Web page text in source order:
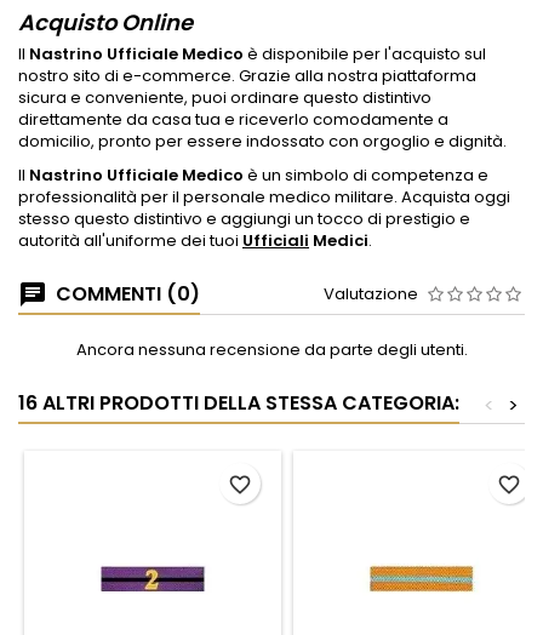
Acquisto Online
Il Nastrino Ufficiale Medico è disponibile per l'acquisto sul
nostro sito di e-commerce. Grazie alla nostra piattaforma
sicura e conveniente, puoi ordinare questo distintivo
direttamente da casa tua e riceverlo comodamente a
domicilio, pronto per essere indossato con orgoglio e dignità.
Il Nastrino Ufficiale Medico è un simbolo di competenza e
professionalità per il personale medico militare. Acquista oggi
stesso questo distintivo e aggiungi un tocco di prestigio e
autorità all'uniforme dei tuoi Ufficiali Medici.
COMMENTI (0) Valutazione
Ancora nessuna recensione da parte degli utenti.
16 ALTRI PRODOTTI DELLA STESSA CATEGORIA: >
<
favorite_border favorite_border